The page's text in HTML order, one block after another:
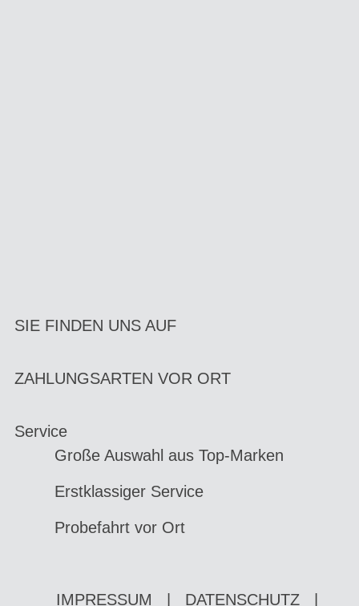
SIE FINDEN UNS AUF
ZAHLUNGSARTEN VOR ORT
Service
Große Auswahl aus Top-Marken
Erstklassiger Service
Probefahrt vor Ort
IMPRESSUM DATENSCHUTZ